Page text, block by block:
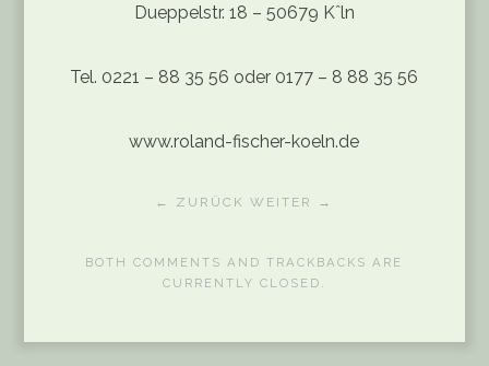
Dueppelstr. 18 – 50679 Kˆln
Tel. 0221 – 88 35 56 oder 0177 – 8 88 35 56
www.roland-fischer-koeln.de
← ZURÜCK WEITER →
BOTH COMMENTS AND TRACKBACKS ARE
CURRENTLY CLOSED.